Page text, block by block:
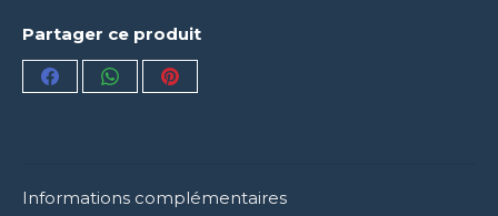
Partager ce produit
PartagerPartagerPartager
Informations complémentaires